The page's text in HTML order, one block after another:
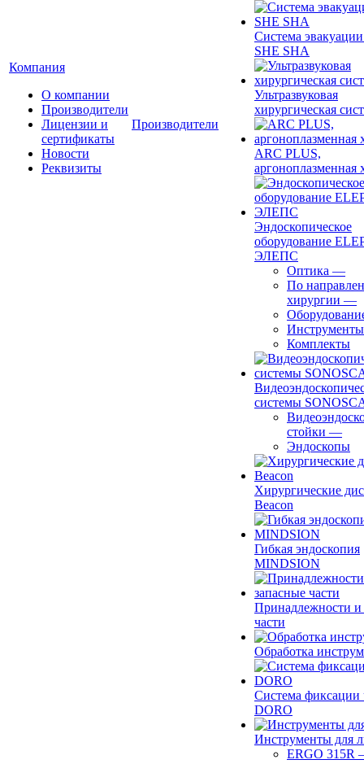
Компания
О компании
Производители
Лицензии и
сертификаты
Новости
Реквизиты
Производители
Система
SHE SHA
Ультразвуковая
хирургическая
ARC PLUS,
аргоноплазменная
Эндоскопическое
оборудование
ЭЛЕПС
Оптика —
По
хирургии —
Инструменты
Комплекты
системы
стойки —
Эндоскопы
Хирургические
Beacon
Гибкая эндоскопия
MINDSION
Принадлежности и
части
Обработка
Система фиксации
DORO
Инструменты для
ERGO 315R